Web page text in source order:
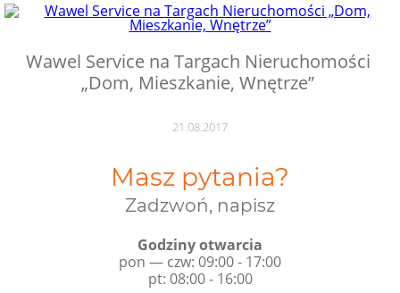
Wawel Service na Targach Nieruchomości
„Dom, Mieszkanie, Wnętrze”
21.08.2017
Masz pytania?
Zadzwoń, napisz
Godziny otwarcia
pon — czw: 09:00 - 17:00
pt: 08:00 - 16:00